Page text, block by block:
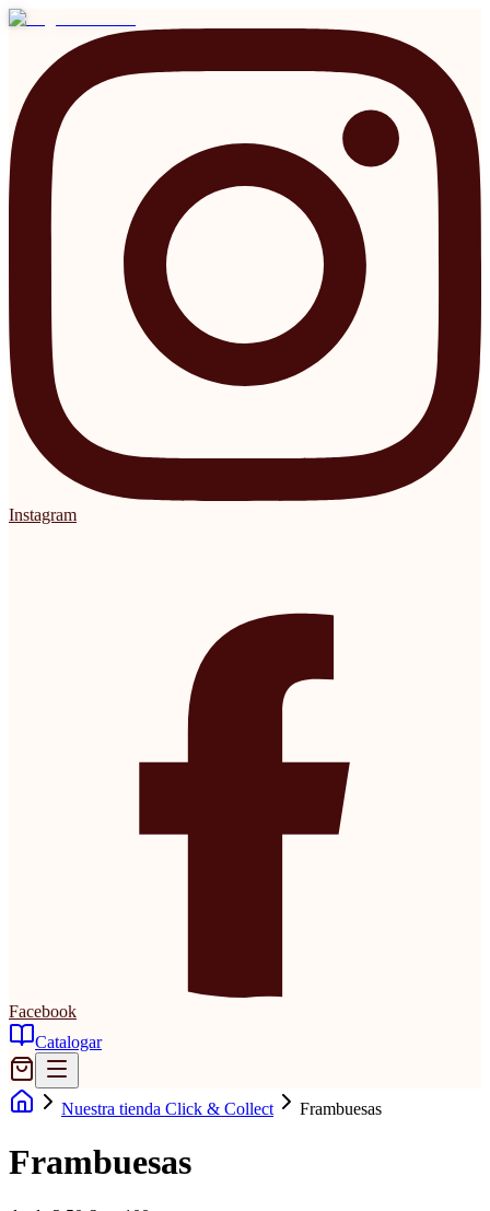
Instagram
Facebook
Catalogar
Nuestra tienda Click & Collect Frambuesas
Frambuesas